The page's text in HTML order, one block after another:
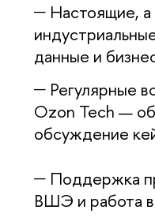
Настоящие,
данные и
Регулярные
Ozon Tech —
обсуждение
Поддержка
ШЭ и работа в